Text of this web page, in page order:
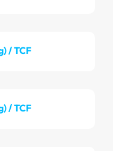
/ TCF
/ TCF